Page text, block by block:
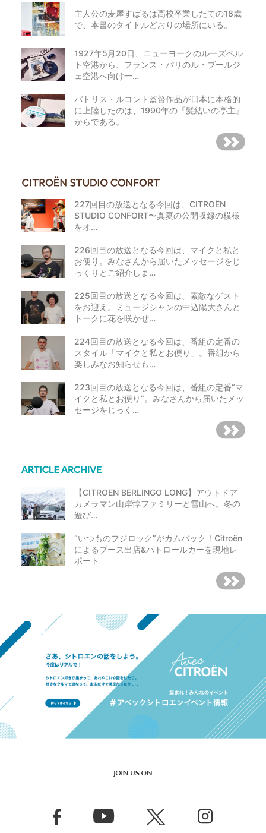
主人公の麦屋すばるは高校卒業したての18歳
で、本書のタイトルどおりの場所にいる。
1927年5月20日、ニューヨークのルーズベル
ト空港から、フランス・パリのル・ブールジ
ェ空港へ向け一…
パトリス・ルコント監督作品が日本に本格的
に上陸したのは、1990年の『髪結いの亭主』
からである。
227回目の放送となる今回は、CITROËN
STUDIO CONFORT〜真夏の公開収録の模様
をオ…
226回目の放送となる今回は、マイクと私と
お便り。みなさんから届いたメッセージをじ
っくりとご紹介しま…
225回目の放送となる今回は、素敵なゲスト
をお迎え。ミュージシャンの中込陽大さんと
トークに花を咲かせ…
224回目の放送となる今回は、番組の定番の
スタイル「マイクと私とお便り」。番組から
楽しみなお知らせも…
223回目の放送となる今回は、番組の定番“マ
イクと私とお便り”。みなさんから届いたメッ
セージをじっく…
【CITROEN BERLINGO LONG】アウトドア
カメラマン山岸惇ファミリーと雪山へ。冬の
遊び…
“いつものフジロック”がカムバック！Citroën
によるブース出店&パトロールカーを現地レ
ポート